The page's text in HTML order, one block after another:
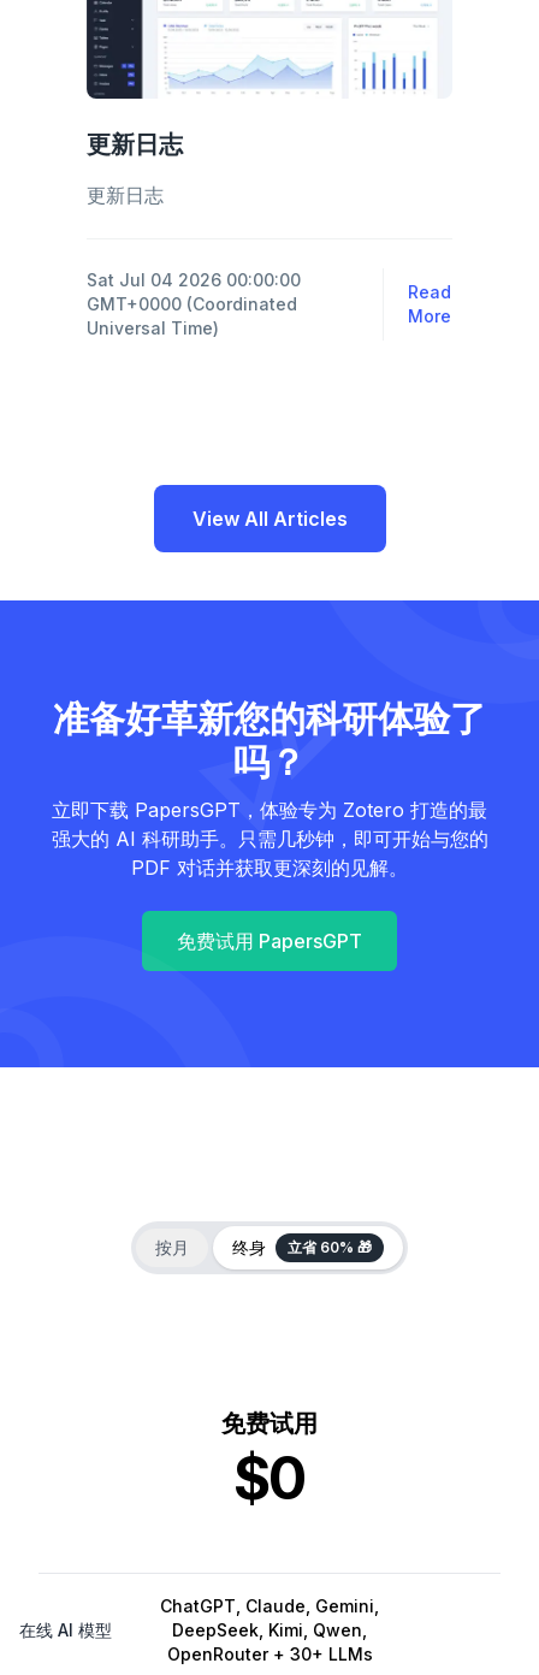
更新日志
更新日志
Sat Jul 04 2026 00:00:00
GMT+0000 (Coordinated
Universal Time)
Read
More
View All Articles
准备好革新您的科研体验了
吗？
立即下载 PapersGPT，体验专为 Zotero 打造的最
强大的 AI 科研助手。只需几秒钟，即可开始与您的
PDF 对话并获取更深刻的见解。
免费试用 PapersGPT
按月 终身 立省 60% 🎁
免费试用
$0
在线 AI 模型
ChatGPT, Claude, Gemini,
DeepSeek, Kimi, Qwen,
OpenRouter + 30+ LLMs